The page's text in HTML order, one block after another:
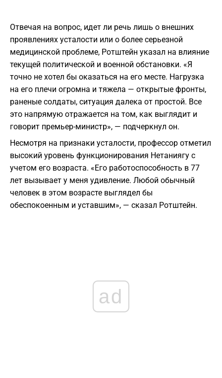
Отвечая на вопрос, идет ли речь лишь о внешних
проявлениях усталости или о более серьезной
медицинской проблеме, Ротштейн указал на влияние
текущей политической и военной обстановки. «Я
точно не хотел бы оказаться на его месте. Нагрузка
на его плечи огромна и тяжела — открытые фронты,
раненые солдаты, ситуация далека от простой. Все
это напрямую отражается на том, как выглядит и
говорит премьер-министр», — подчеркнул он.
Несмотря на признаки усталости, профессор отметил
высокий уровень функционирования Нетаниягу с
учетом его возраста. «Его работоспособность в 77
лет вызывает у меня удивление. Любой обычный
человек в этом возрасте выглядел бы
обеспокоенным и уставшим», — сказал Ротштейн.
ad